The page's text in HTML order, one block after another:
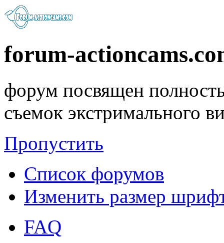
forum-
форум посвящен
съемок экстримального
Пропустить
Список форумов
Изменить размер
FAQ